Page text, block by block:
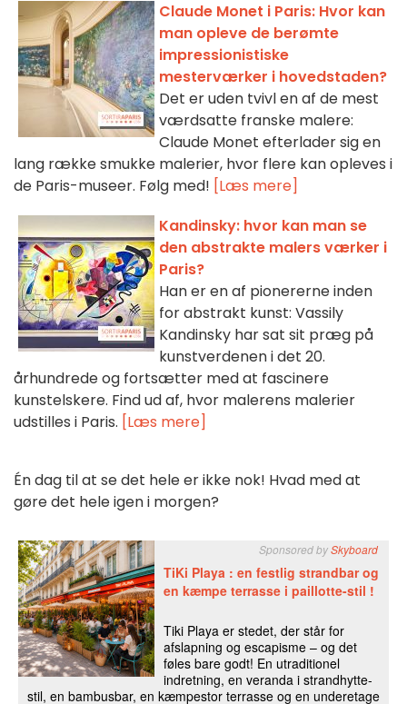
Claude Monet i Paris: Hvor kan
man opleve de berømte
impressionistiske
mesterværker i hovedstaden?
Det er uden tvivl en af de mest
værdsatte franske malere:
Claude Monet efterlader sig en
lang række smukke malerier, hvor flere kan opleves i
de Paris-museer. Følg med! [Læs mere]
Kandinsky: hvor kan man se
den abstrakte malers værker i
Paris?
Han er en af pionererne inden
for abstrakt kunst: Vassily
Kandinsky har sat sit præg på
kunstverdenen i det 20.
århundrede og fortsætter med at fascinere
kunstelskere. Find ud af, hvor malerens malerier
udstilles i Paris. [Læs mere]
Én dag til at se det hele er ikke nok! Hvad med at
gøre det hele igen i morgen?